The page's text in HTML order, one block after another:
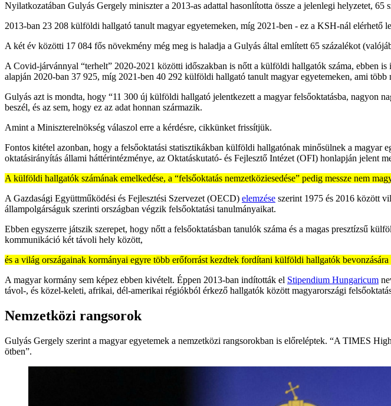
Nyilatkozatában Gulyás Gergely miniszter a 2013-as adattal hasonlította össze a jelenlegi helyzetet, 65
2013-ban 23 208 külföldi hallgató tanult magyar egyetemeken, míg 2021-ben - ez a KSH-nál elérhető
A két év közötti 17 084 fős növekmény még meg is haladja a Gulyás által említett 65 százalékot
A Covid-járvánnyal “terhelt” 2020-2021 közötti időszakban is nőtt a külföldi hallgatók száma, ebben
alapján 2020-ban 37 925, míg 2021-ben 40 292 külföldi hallgató tanult magyar egyetemeken, ami több
Gulyás azt is mondta, hogy “11 300 új külföldi hallgató jelentkezett a magyar felsőoktatásba, nagyon
beszél, és az sem, hogy ez az adat honnan származik.
Amint a Miniszterelnökség válaszol erre a kérdésre, cikkünket frissítjük.
Fontos kitétel azonban, hogy a felsőoktatási statisztikákban külföldi hallgatónak minősülnek a magyar
oktatásirányítás állami háttérintézménye, az Oktatáskutató- és Fejlesztő Intézet (OFI) honlapján jelent
A külföldi hallgatók számának emelkedése, a “felsőoktatás nemzetköziesedése” pedig messze nem
A Gazdasági Együttműködési és Fejlesztési Szervezet (OECD) elemzése szerint 1975 és 2016 között
állampolgárságuk szerinti országban végzik felsőoktatási tanulmányaikat.
Ebben egyszerre játszik szerepet, hogy nőtt a felsőoktatásban tanulók száma és a magas presztízsű
kommunikáció két távoli hely között,
és a világ országainak kormányai egyre több erőforrást kezdtek fordítani külföldi hallgatók bevonzására
A magyar kormány sem képez ebben kivételt. Éppen 2013-ban indították el Stipendium Hungaricum
távol-, és közel-keleti, afrikai, dél-amerikai régiókból érkező hallgatók között magyarországi
Nemzetközi rangsorok
Gulyás Gergely szerint a magyar egyetemek a nemzetközi rangsorokban is előreléptek. “A TIMES
ötben”.